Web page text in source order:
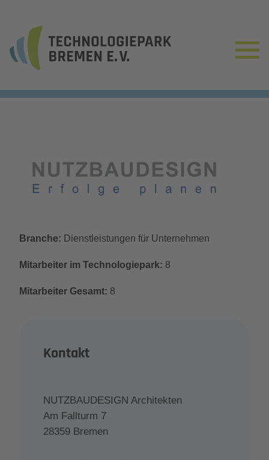
Branche: Dienstleistungen für Unternehmen
Mitarbeiter im Technologiepark: 8
Mitarbeiter Gesamt: 8
Kontakt
NUTZBAUDESIGN Architekten
Am Fallturm 7
28359 Bremen